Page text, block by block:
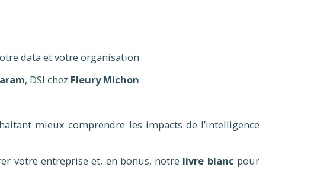
data et votre organisation
, DSI chez Fleury Michon
mieux comprendre les impacts de l’intelligence
votre entreprise et, en bonus, notre livre blanc pour